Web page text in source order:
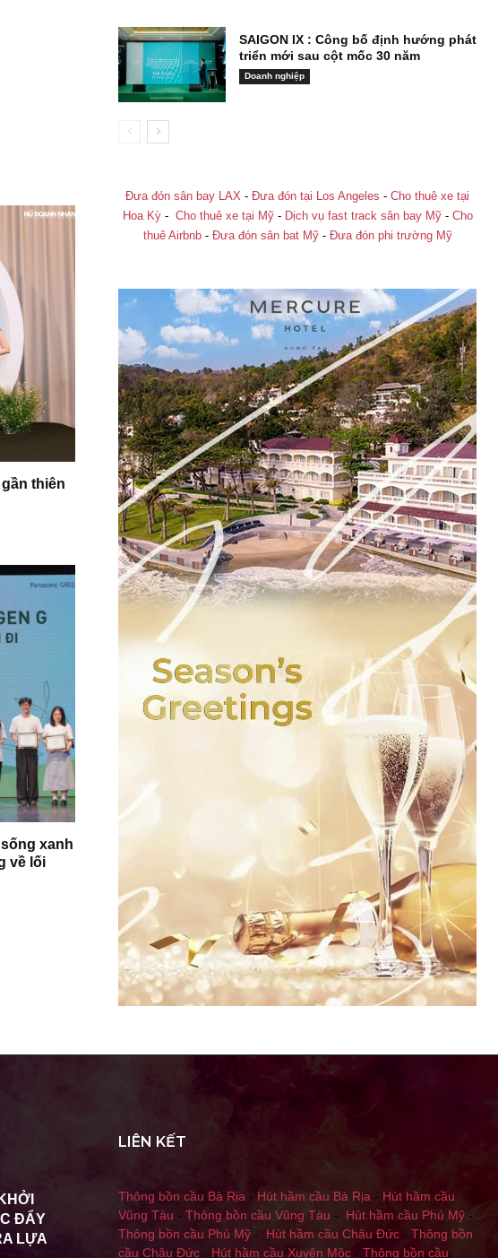
thiên
xanh
về lối
SAIGON IX : Công bố định hướng phát
triển mới sau cột mốc 30 năm
Doanh nghiệp
Đưa đón sân bay LAX - Đưa đón tại Los Angeles - Cho thuê xe tại
Hoa Kỳ- Cho thuê xe tại Mỹ- Dịch vụ fast track sân bay Mỹ- Cho
thuê Airbnb- Đưa đón sân bat Mỹ- Đưa đón phi trường Mỹ
ĐẨY
LỰA
LIÊN KẾT
Thông bồn cầu Bà Rịa - Hút hầm cầu Bà Rịa - Hút hầm cầu
Vũng Tàu - Thông bồn cầu Vũng Tàu - Hút hầm cầu Phú Mỹ -
Thông bồn cầu Phú Mỹ - Hút hầm cầu Châu Đức - Thông bồn
cầu Châu Đức- Hút hầm cầu Xuyên Mộc - Thông bồn cầu